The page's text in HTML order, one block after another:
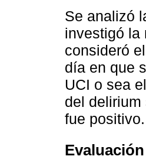
Se analizó
investigó la
consideró
día en que
UCI o sea
del
fue positivo.